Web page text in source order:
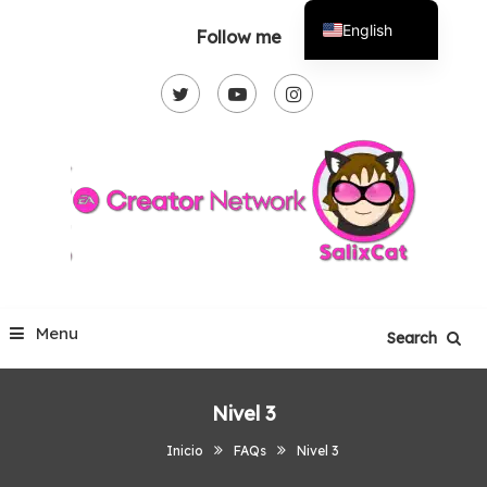
Follow me
Menu Search
Nivel 3
Inicio FAQs Nivel 3
English
Español